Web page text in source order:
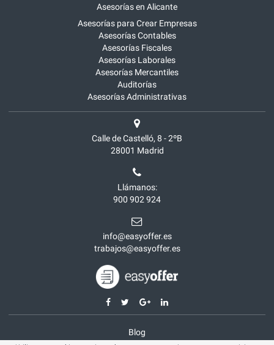
Asesorías en Alicante
Asesorías para Crear Empresas
Asesorías Contables
Asesorías Fiscales
Asesorías Laborales
Asesorías Mercantiles
Auditorías
Asesorías Administrativas
Calle de Castelló, 8 - 2ºB
28001 Madrid
Llámanos:
900 902 924
info@easyoffer.es
trabajos@easyoffer.es
Blog